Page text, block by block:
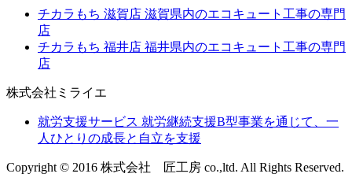
チカラもち 滋賀店 滋賀県内のエコキュート工事の専門
店
チカラもち 福井店 福井県内のエコキュート工事の専門
店
株式会社ミライエ
就労支援サービス 就労継続支援B型事業を通じて、一
人ひとりの成長と自立を支援
Copyright © 2016 株式会社 匠工房 co.,ltd. All Rights Reserved.